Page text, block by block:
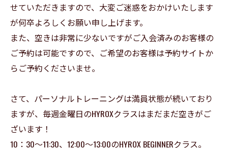
せていただきますので、大変ご迷惑をおかけいたします
が何卒よろしくお願い申し上げます。
また、空きは非常に少ないですがご入会済みのお客様の
ご予約は可能ですので、ご希望のお客様は予約サイトか
らご予約くださいませ。
さて、パーソナルトレーニングは満員状態が続いており
ますが、毎週金曜日のHYROXクラスはまだまだ空きがご
ざいます！
10：30〜11:30、12:00〜13:00のHYROX BEGINNERクラス。